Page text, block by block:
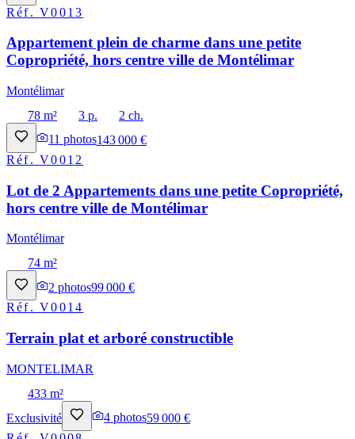
Réf.V0013
Appartement plein de charme dans une petite
Copropriété, hors centre ville de Montélimar
Montélimar
78 m²
3 p.
2 ch.
11 photos143 000 €
Réf.V0012
Lot de 2 Appartements dans une petite Copropriété,
hors centre ville de Montélimar
Montélimar
74 m²
2 photos99 000 €
Réf.V0014
Terrain plat et arboré constructible
MONTELIMAR
433 m²
Exclusivité
4 photos59 000 €